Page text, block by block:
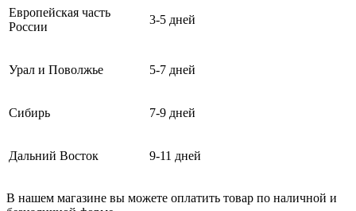
Европейская часть
России
3-5 дней
Урал и Поволжье 5-7 дней
Сибирь 7-9 дней
Дальний Восток 9-11 дней
В нашем магазине вы можете оплатить товар по наличной и